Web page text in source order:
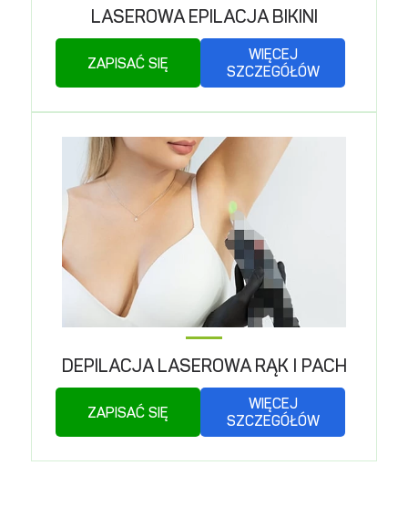
LASEROWA EPILACJA BIKINI
ZAPISAĆ SIĘ
WIĘCEJ
SZCZEGÓŁÓW
DEPILACJA LASEROWA RĄK I PACH
ZAPISAĆ SIĘ
WIĘCEJ
SZCZEGÓŁÓW